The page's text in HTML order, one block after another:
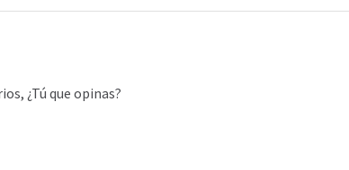
¿Tú que opinas?